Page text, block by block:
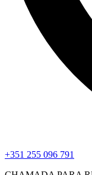
+351 255 096 791